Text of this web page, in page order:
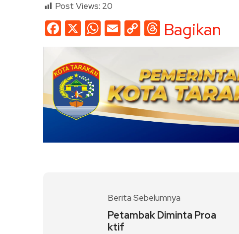
Post Views: 20
Facebook
X WhatsApp
EmailCopy
Link
Threads
Bagikan
Berita Sebelumnya
Petambak Diminta Proa
ktif